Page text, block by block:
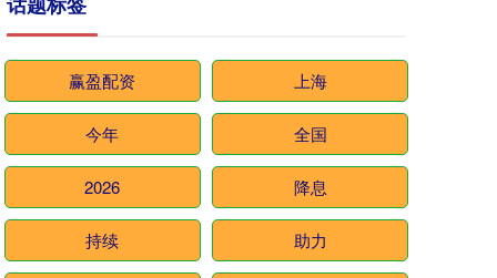
赢盈配资 上海
今年 全国
2026 降息
持续 助力